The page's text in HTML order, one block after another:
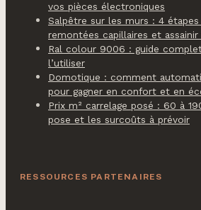
vos pièces électroniques
Salpêtre sur les murs : 4
remontées capillaires et
Ral colour 9006 : guide
l’utiliser
Domotique : comment
pour gagner en confort et en
Prix m² carrelage posé : 60 à
pose et les surcoûts à prévoir
RESSOURCES PARTENAIRES